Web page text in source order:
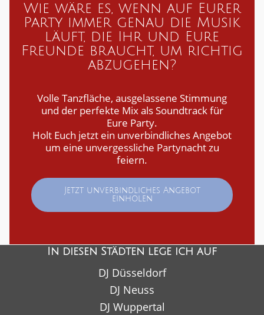
Wie wäre es, wenn auf Eurer
Party immer genau die Musik
läuft, die Ihr und Eure
Freunde braucht, um richtig
abzugehen?
Volle Tanzfläche, ausgelassene Stimmung
und der perfekte Mix als Soundtrack für
Eure Party.
Holt Euch jetzt ein unverbindliches Angebot
um eine unvergessliche Partynacht zu
feiern.
Jetzt unverbindliches Angebot
einholen
In diesen Städten lege ich auf
DJ Düsseldorf
DJ Neuss
DJ Wuppertal